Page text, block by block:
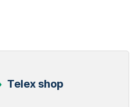
Telex shop